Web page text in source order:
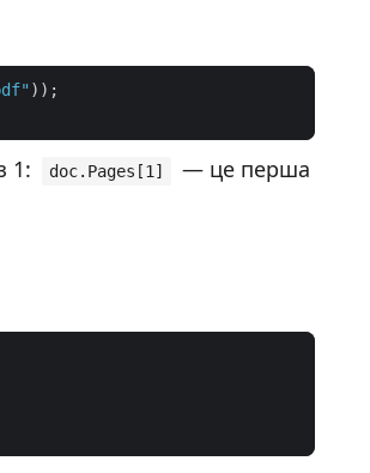
1: doc.Pages[1]
— це перша